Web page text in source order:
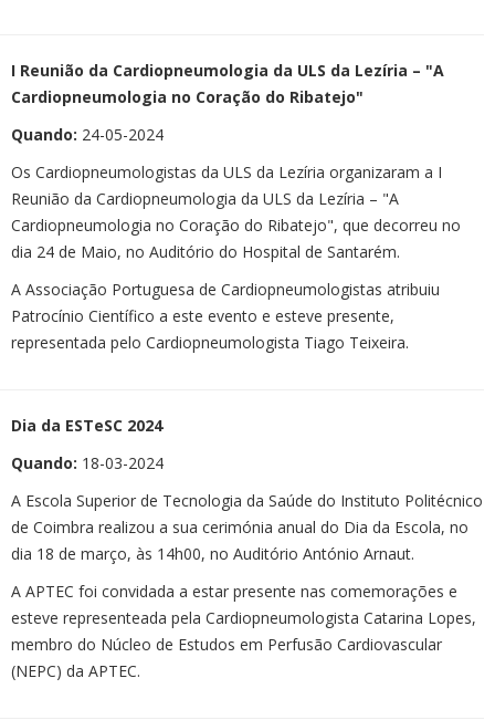
I Reunião da Cardiopneumologia da ULS da Lezíria – "A
Cardiopneumologia no Coração do Ribatejo"
Quando: 24-05-2024
Os Cardiopneumologistas da ULS da Lezíria organizaram a I
Reunião da Cardiopneumologia da ULS da Lezíria – "A
Cardiopneumologia no Coração do Ribatejo", que decorreu no
dia 24 de Maio, no Auditório do Hospital de Santarém.
A Associação Portuguesa de Cardiopneumologistas atribuiu
Patrocínio Científico a este evento e esteve presente,
representada pelo Cardiopneumologista Tiago Teixeira.
Dia da ESTeSC 2024
Quando: 18-03-2024
A Escola Superior de Tecnologia da Saúde do Instituto Politécnico
de Coimbra realizou a sua cerimónia anual do Dia da Escola, no
dia 18 de março, às 14h00, no Auditório António Arnaut.
A APTEC foi convidada a estar presente nas comemorações e
esteve representeada pela Cardiopneumologista Catarina Lopes,
membro do Núcleo de Estudos em Perfusão Cardiovascular
(NEPC) da APTEC.